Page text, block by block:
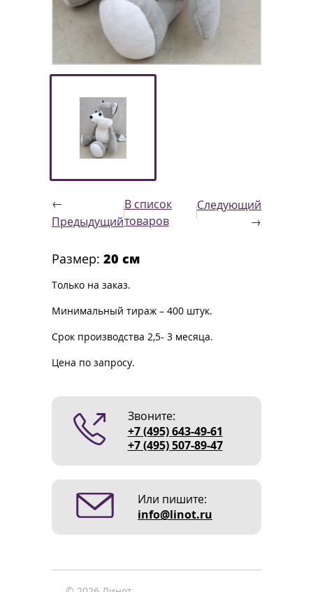
←
Предыдущий
В список
товаров
Следующий
→
Размер: 20 см
Только на заказ.
Минимальный тираж – 400 штук.
Срок производства 2,5- 3 месяца.
Цена по запросу.
Звоните:
+7 (495) 643-49-61
+7 (495) 507-89-47
Или пишите:
info@linot.ru